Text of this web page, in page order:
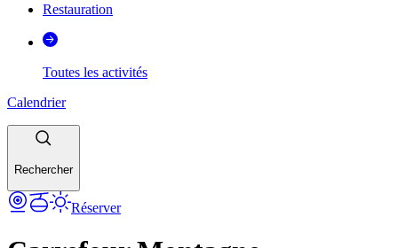
Restauration
Toutes les activités
Calendrier
Rechercher
Réserver